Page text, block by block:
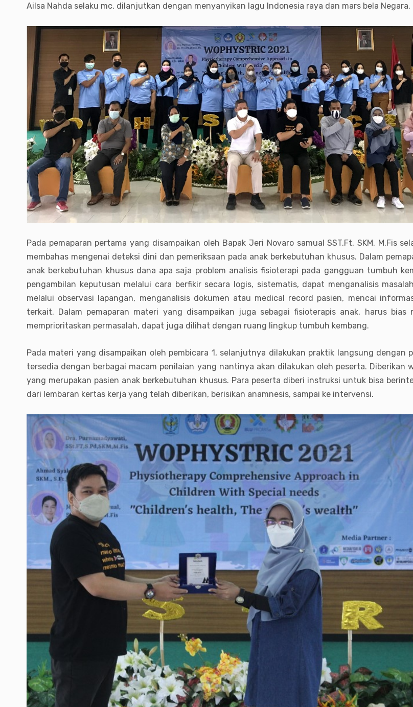
Ailsa Nahda selaku mc, dilanjutkan dengan menyanyikan lagu Indonesia raya dan mars bela Negara.
Pada pemaparan pertama yang disampaikan oleh Bapak Jeri Novaro samual SST.Ft, SKM. M.Fis
membahas mengenai deteksi dini dan pemeriksaan pada anak berkebutuhan khusus. Dalam
anak berkebutuhan khusus dana apa saja problem analisis fisioterapi pada gangguan tumbuh
pengambilan keputusan melalui cara berfikir secara logis, sistematis, dapat menganalisis
melalui observasi lapangan, menganalisis dokumen atau medical record pasien, mencai
terkait. Dalam pemaparan materi yang disampaikan juga sebagai fisioterapis anak, harus
memprioritaskan permasalah, dapat juga dilihat dengan ruang lingkup tumbuh kembang.
Pada materi yang disampaikan oleh pembicara 1, selanjutnya dilakukan praktik langsung dengan
tersedia dengan berbagai macam penilaian yang nantinya akan dilakukan oleh peserta.
yang merupakan pasien anak berkebutuhan khusus. Para peserta diberi instruksi untuk bisa
dari lembaran kertas kerja yang telah diberikan, berisikan anamnesis, sampai ke intervensi.